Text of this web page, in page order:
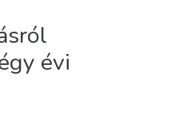
évi